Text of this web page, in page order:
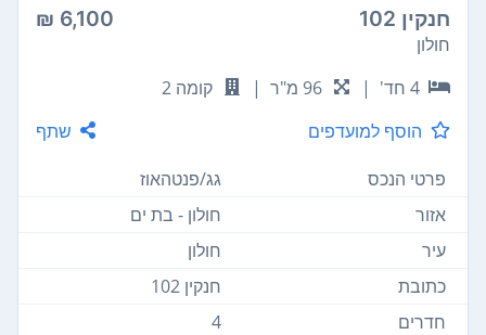
חנקין 102 6,100 ₪
חולון
4 חד'
| 96 מ"ר |
קומה 2
הוסף למועדפים
שתף
פרטי הנכס
גג/פנטהאוז
אזור
חולון - בת ים
עיר
חולון
כתובת
חנקין 102
חדרים
4